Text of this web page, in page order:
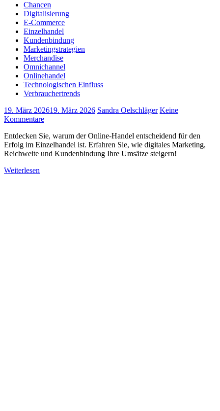
Chancen
Digitalisierung
E-Commerce
Einzelhandel
Kundenbindung
Marketingstrategien
Merchandise
Omnichannel
Onlinehandel
Technologischen Einfluss
Verbrauchertrends
19. März 202619. März 2026 Sandra Oelschläger Keine
Kommentare
Entdecken Sie, warum der Online-Handel entscheidend für den
Erfolg im Einzelhandel ist. Erfahren Sie, wie digitales Marketing,
Reichweite und Kundenbindung Ihre Umsätze steigern!
Weiterlesen